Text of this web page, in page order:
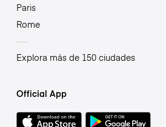
Paris
Rome
Explora más de 150 ciudades
Official App